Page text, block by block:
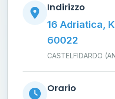
Indirizzo
16 Adriatica,
60022
CASTELFIDARDO
Orario